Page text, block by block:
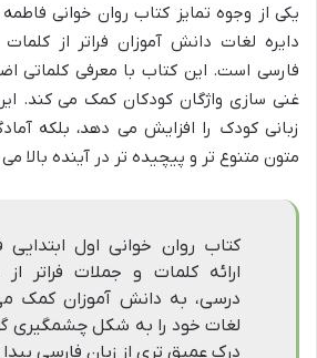
یکی از وجوه تمایز کتاب روان خوانی
دایره لغات دانش آموزان فراتر از
فارسی است. این کتاب با معرفی کلماتی
غنی سازی واژگان کودکان کمک می کند.
زبانی کودک را افزایش می دهد، بلکه
متون متنوع تر و پیچیده تر در آینده بالا می
کتاب روان خوانی اول ابتدایی
ارائه کلمات و جملات فراتر
درسی، به دانش آموزان کمک
لغات خود را به شکل چشمگیری
درک عمیق تری از زبان فارسی